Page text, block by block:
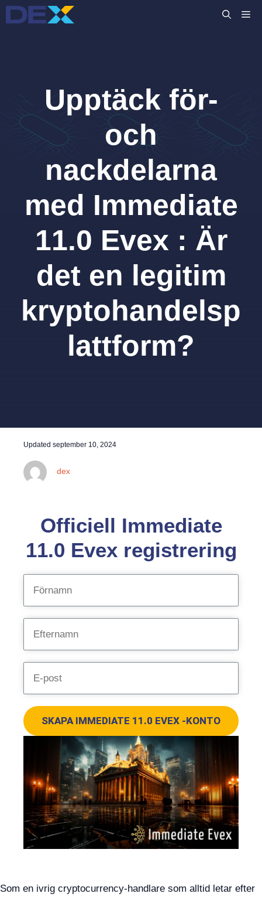
Hoppa
till
Upptäck för-
och
nackdelarna
med Immediate
11.0 Evex : Är
det en legitim
kryptohandelsp
lattform?
Updated september 10, 2024
dex
Officiell Immediate
11.0 Evex registrering
SKAPA IMMEDIATE 11.0 EVEX -KONTO
Som en ivrig cryptocurrency-handlare som alltid letar efter